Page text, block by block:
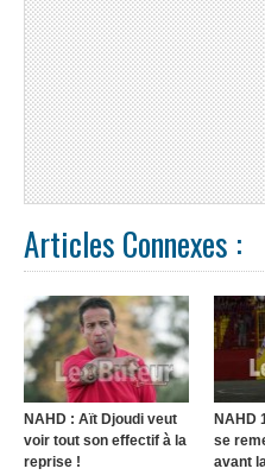
Articles Connexes :
NAHD : Aït Djoudi veut
voir tout son effectif à la
reprise !
NAHD
se
avant